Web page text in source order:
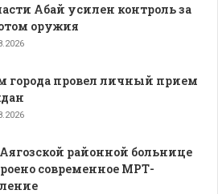
Абай усилен контроль за
оружия
города провел личный прием
районной больнице
современное МРТ-